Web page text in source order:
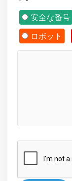
安全な番号
ロボット